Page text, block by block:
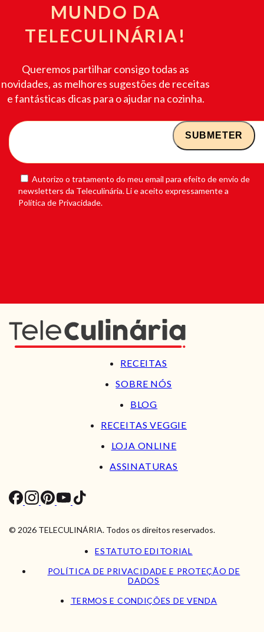
MUNDO DA
TELECULINÁRIA!
Queremos partilhar consigo todas as
novidades, as melhores sugestões de receitas
e fantásticas dicas para o ajudar na cozinha.
Autorizo o tratamento do meu email para efeito de envio de
newsletters da Teleculinária. Li e aceito expressamente a
Política de Privacidade.
RECEITAS
SOBRE NÓS
BLOG
RECEITAS VEGGIE
LOJA ONLINE
ASSINATURAS
© 2026 TELECULINÁRIA. Todos os direitos reservados.
ESTATUTO EDITORIAL
POLÍTICA DE PRIVACIDADE E PROTEÇÃO DE
DADOS
TERMOS E CONDIÇÕES DE VENDA